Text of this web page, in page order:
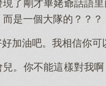
現了剛才畢姥爺話
是一個大隊的？？？
好加油吧。我相信你
兒。你不能這樣對我